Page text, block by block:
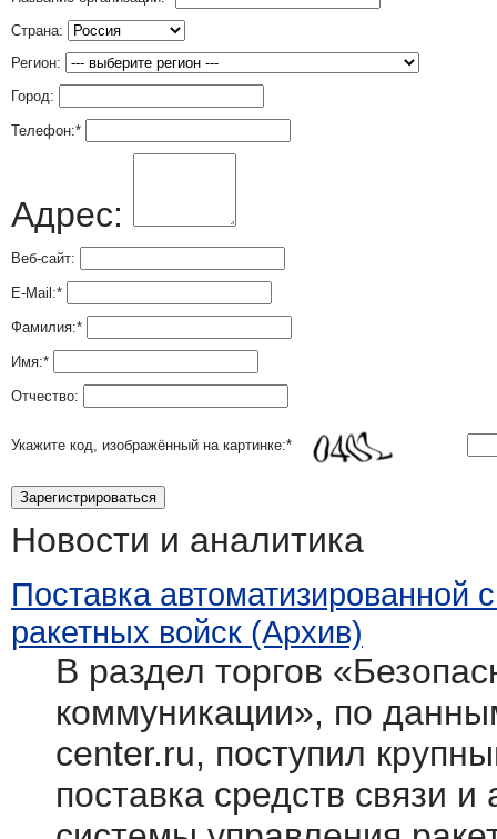
Страна:
Регион:
Город:
Телефон:*
Адрес:
Веб-сайт:
E-Mail:*
Фамилия:*
Имя:*
Отчество:
Укажите код, изображённый на картинке:*
Новости и аналитика
Поставка автоматизированной
ракетных войск (Архив)
В раздел торгов
коммуникации», по
center.ru, поступил
поставка средств связи